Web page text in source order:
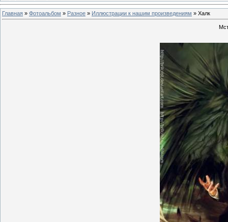
Главная » Фотоальбом » Разное » Иллюстрации к нашим произведениям » Халк